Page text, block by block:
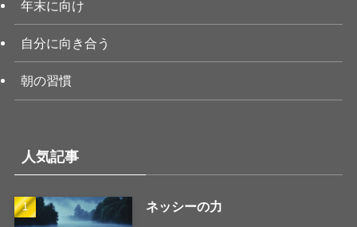
年末に向け
自分に向き合う
朝の習慣
人気記事
ネッシーの力